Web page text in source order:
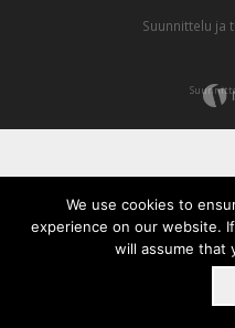
Suunnittelu ja
We use cookies to
experience on our website.
will assume that